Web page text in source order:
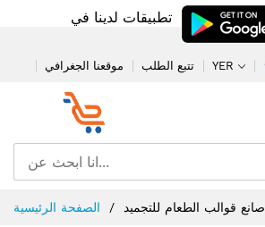
تطبيقات لدينا في
موقعنا الجغرافي تتبع الطلب YER
إلى
الصفحة الرئيسية صانع قوالب الطعام للتجميد